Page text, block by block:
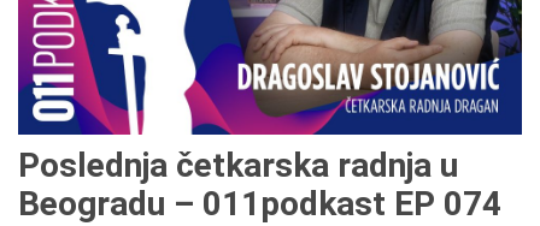
Poslednja četkarska radnja u
Beogradu – 011podkast EP 074